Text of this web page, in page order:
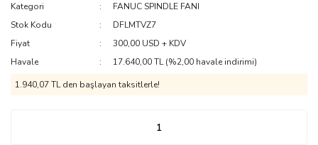
Kategori
FANUC SPINDLE FANI
Stok Kodu
DFLMTVZ7
Fiyat
300,00 USD + KDV
Havale
17.640,00 TL (%2,00 havale indirimi)
1.940,07 TL den başlayan taksitlerle!